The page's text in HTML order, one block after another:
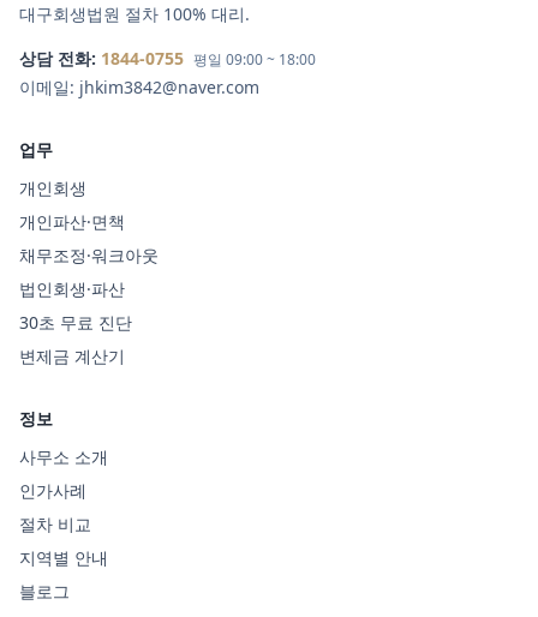
대구회생법원 절차 100% 대리.
상담 전화: 1844-0755 평일 09:00 ~ 18:00
이메일: jhkim3842@naver.com
업무
개인회생
개인파산·면책
채무조정·워크아웃
법인회생·파산
30초 무료 진단
변제금 계산기
정보
사무소 소개
인가사례
절차 비교
지역별 안내
블로그